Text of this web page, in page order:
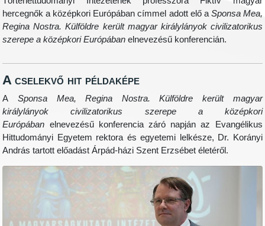
hercegnők a középkori Európában címmel adott elő a Sponsa Mea,
Regina Nostra. Külföldre került magyar királylányok civilizatorikus
szerepe a középkori Európábanelnevezésű konferencián.
A cselekvő hit példaképe
ASponsa Mea, Regina Nostra. Külföldre került magyar
királylányok civilizatorikus szerepe a középkori
Európában elnevezésű konferencia záró napján az Evangélikus
Hittudományi Egyetem rektora és egyetemi lelkésze, Dr. Korányi
András tartott előadást Árpád-házi Szent Erzsébet életéről.